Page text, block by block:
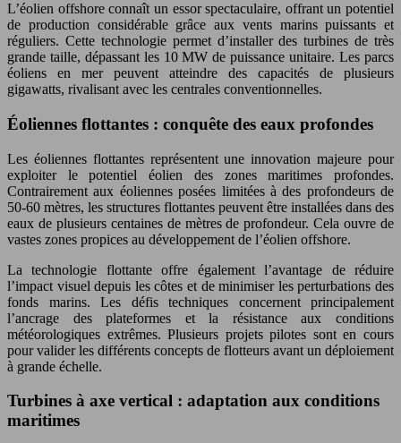
L’éolien offshore connaît un essor spectaculaire, offrant un potentiel
de production considérable grâce aux vents marins puissants et
réguliers. Cette technologie permet d’installer des turbines de très
grande taille, dépassant les 10 MW de puissance unitaire. Les parcs
éoliens en mer peuvent atteindre des capacités de plusieurs
gigawatts, rivalisant avec les centrales conventionnelles.
Éoliennes flottantes : conquête des eaux profondes
Les éoliennes flottantes représentent une innovation majeure pour
exploiter le potentiel éolien des zones maritimes profondes.
Contrairement aux éoliennes posées limitées à des profondeurs de
50-60 mètres, les structures flottantes peuvent être installées dans des
eaux de plusieurs centaines de mètres de profondeur. Cela ouvre de
vastes zones propices au développement de l’éolien offshore.
La technologie flottante offre également l’avantage de réduire
l’impact visuel depuis les côtes et de minimiser les perturbations des
fonds marins. Les défis techniques concernent principalement
l’ancrage des plateformes et la résistance aux conditions
météorologiques extrêmes. Plusieurs projets pilotes sont en cours
pour valider les différents concepts de flotteurs avant un déploiement
à grande échelle.
Turbines à axe vertical : adaptation aux conditions
maritimes